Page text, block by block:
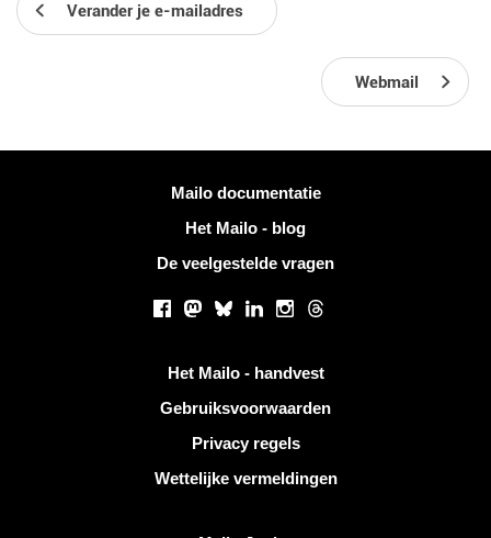
Verander je e-mailadres
Webmail
Mailo documentatie
Het Mailo - blog
De veelgestelde vragen
Facebook
Mastodon
BlueskyLinkedInInstagram
Threads
Het Mailo - handvest
Gebruiksvoorwaarden
Privacy regels
Wettelijke vermeldingen